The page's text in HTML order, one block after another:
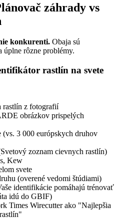
záhrady vs
konkurenti. Obaja sú
rôzne problémy.
rastlín na svete
rastlín z fotografií
obrázkov prispelých
(vs. 3 000 európskych druhov
zoznam cievnych rastlín)
Kew
svete
(overené vedomi štúdiami)
identifikácie pomáhajú trénovať
idú do GBIF)
Times Wirecutter ako "Najlepšia